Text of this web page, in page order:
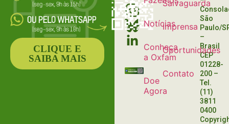
Notícias
Conheça
a Oxfam
Doe
Agora
Salvaguarda
Imprensa
Oportunidades
Contato
São
Paulo/
–
Brasil
CEP
01228-
200 –
Tel.
(11)
3811
0400
CLIQUE E
SAIBA MAIS